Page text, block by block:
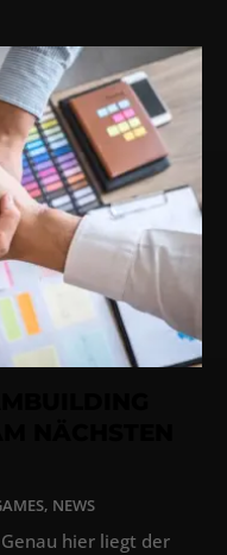
, NEWS
hier liegt der